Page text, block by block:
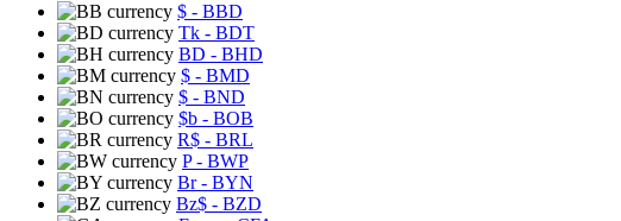
$ - BBD
Tk - BDT
BD - BHD
$ - BMD
$ - BND
$b - BOB
R$ - BRL
P- BWP
Br- BYN
Bz$ - BZD